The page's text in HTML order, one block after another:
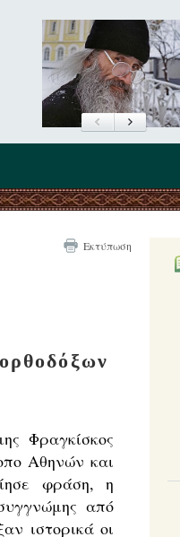
Εκτύπωση
Φραγκίσκος
Αθηνών και
φράση, η
από
ιστορικά οι